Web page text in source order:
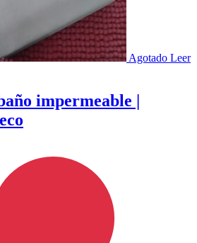
Agotado Leer
impermeable |